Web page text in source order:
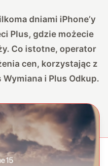
dniami iPhone’y
Plus, gdzie możecie
Co istotne, operator
cen, korzystając z
i Plus Odkup.